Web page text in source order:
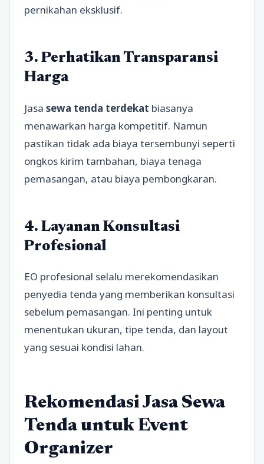
pernikahan eksklusif.
3. Perhatikan Transparansi
Harga
Jasa sewa tenda terdekat biasanya
menawarkan harga kompetitif. Namun
pastikan tidak ada biaya tersembunyi seperti
ongkos kirim tambahan, biaya tenaga
pemasangan, atau biaya pembongkaran.
4. Layanan Konsultasi
Profesional
EO profesional selalu merekomendasikan
penyedia tenda yang memberikan konsultasi
sebelum pemasangan. Ini penting untuk
menentukan ukuran, tipe tenda, dan layout
yang sesuai kondisi lahan.
Rekomendasi Jasa Sewa
Tenda untuk Event
Organizer